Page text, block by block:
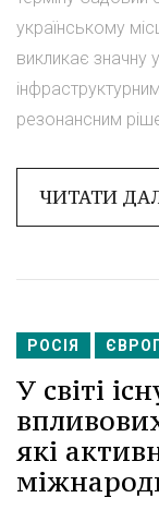
українському
викликає значну
резонансним
ЧИТАТИ
РОСІЯ
У світі
які